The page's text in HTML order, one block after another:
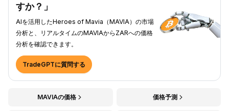
すか？」
AIを活用したHeroes of Mavia（MAVIA）の市場
分析と、リアルタイムのMAVIAからZARへの価格
分析を確認できます。
TradeGPTに質問する
MAVIAの価格 価格予測